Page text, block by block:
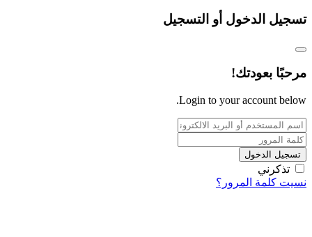
تسجيل الدخول أو التسجيل
مرحبًا بعودتك!
Login to your account below.
تسجيل الدخول
تذكرني
نسيت كلمة المرور؟